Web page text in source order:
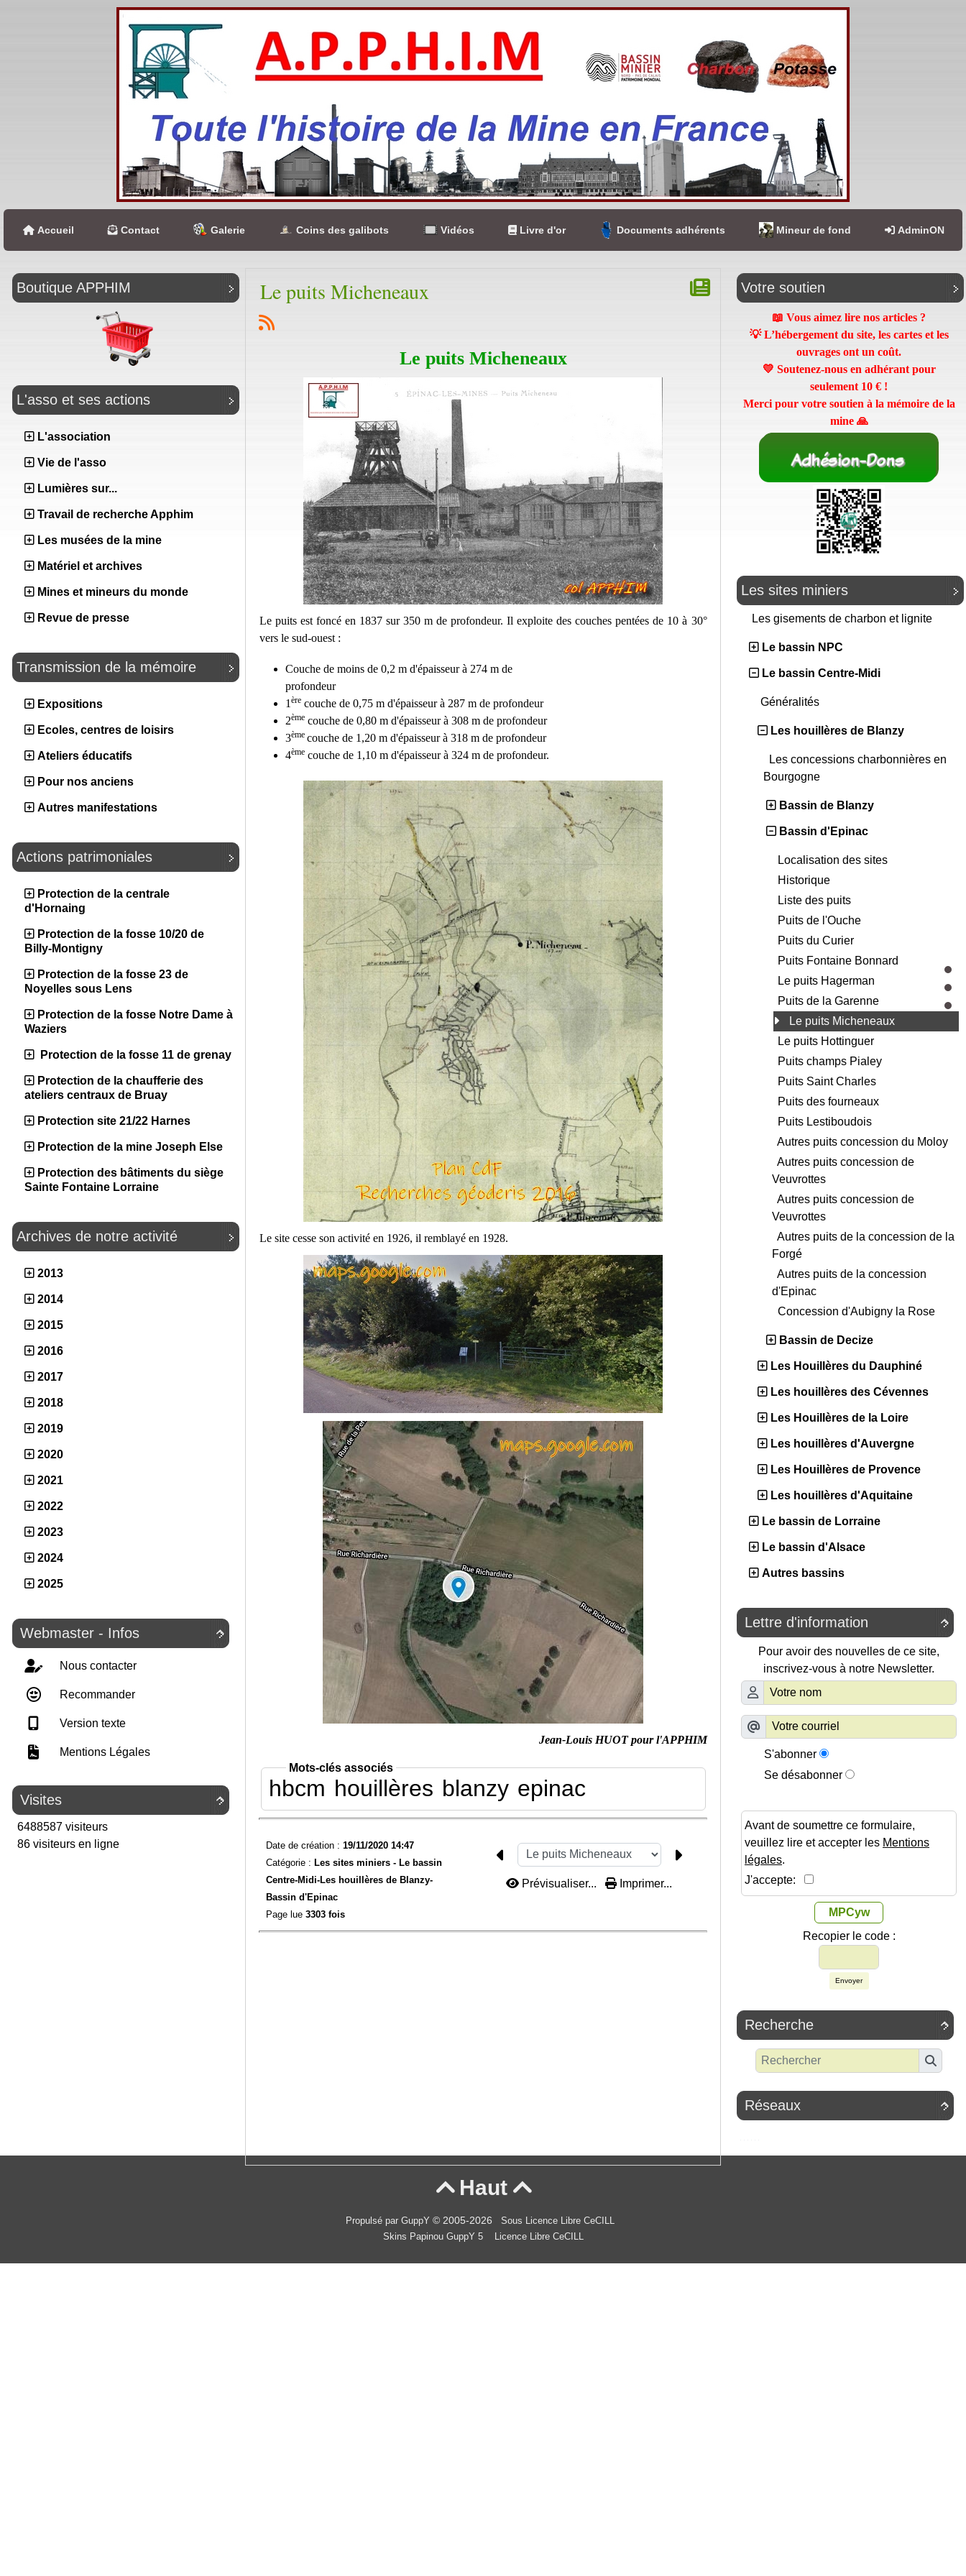
Accueil Contact Galerie Coins des galibots Vidéos Livre d'or Documents adhérents Mineur de fond AdminON
Boutique APPHIM
L'asso et ses actions
L'association
Vie de l'asso
Lumières sur...
Travail de recherche Apphim
Les musées de la mine
Matériel et archives
Mines et mineurs du monde
Revue de presse
Transmission de la mémoire
Expositions
Ecoles, centres de loisirs
Ateliers éducatifs
Pour nos anciens
Autres manifestations
Actions patrimoniales
Protection de la centrale
d'Hornaing
Protection de la fosse 10/20 de
Billy-Montigny
Protection de la fosse 23 de
Noyelles sous Lens
Protection de la fosse Notre Dame à
Waziers
Protection de la fosse 11 de grenay
Protection de la chaufferie des
ateliers centraux de Bruay
Protection site 21/22 Harnes
Protection de la mine Joseph Else
Protection des bâtiments du siège
Sainte Fontaine Lorraine
Archives de notre activité
2013
2014
2015
2016
2017
2018
2019
2020
2021
2022
2023
2024
2025

Webmaster - Infos
Nous contacter
Recommander
Version texte
Mentions Légales

Visites
6488587 visiteurs
86 visiteurs en ligne
Le puits Micheneaux
Le puits Micheneaux
Le puits est foncé en 1837 sur 350 m de profondeur. Il exploite des couches pentées de 10 à 30°
vers le sud-ouest :
Couche de moins de 0,2 m d'épaisseur à 274 m de
profondeur
1 èrecouche de 0,75 m d'épaisseur à 287 m de profondeur
2èmecouche de 0,80 m d'épaisseur à 308 m de profondeur
3ème couche de 1,20 m d'épaisseur à 318 m de profondeur
4èmecouche de 1,10 m d'épaisseur à 324 m de profondeur.
Le site cesse son activité en 1926, il remblayé en 1928.
Jean-Louis HUOT pour l'APPHIM
Mots-clés associés
hbcm houillères blanzy epinac
Date de création : 19/11/2020 14:47
Catégorie : Les sites miniers - Le bassin
Centre-Midi-Les houillères de Blanzy-
Bassin d'Epinac
Page lue 3303 fois
Prévisualiser... Imprimer...
Votre soutien
📖 Vous aimez lire nos articles ?
💡 L’hébergement du site, les cartes et les
ouvrages ont un coût.
💛 Soutenez-nous en adhérant pour
seulement 10 € !
Merci pour votre soutien à la mémoire de la
mine 🙏
Les sites miniers
Les gisements de charbon et lignite
Le bassin NPC
Le bassin Centre-Midi
Généralités
Les houillères de Blanzy
Les concessions charbonnières en
Bourgogne
Bassin de Blanzy
Bassin d'Epinac
Localisation des sites
Historique
Liste des puits
Puits de l'Ouche
Puits du Curier
Puits Fontaine Bonnard
Le puits Hagerman
Puits de la Garenne
Le puits Micheneaux
Le puits Hottinguer
Puits champs Pialey
Puits Saint Charles
Puits des fourneaux
Puits Lestiboudois
Autres puits concession du Moloy
Autres puits concession de
Veuvrottes
Autres puits concession de
Veuvrottes
Autres puits de la concession de la
Forgé
Autres puits de la concession
d'Epinac
Concession d'Aubigny la Rose
Bassin de Decize
Les Houillères du Dauphiné
Les houillères des Cévennes
Les Houillères de la Loire
Les houillères d'Auvergne
Les Houillères de Provence
Les houillères d'Aquitaine
Le bassin de Lorraine
Le bassin d'Alsace
Autres bassins

Lettre d'information
Pour avoir des nouvelles de ce site,
inscrivez-vous à notre Newsletter.
S'abonner
Se désabonner
Avant de soumettre ce formulaire,
veuillez lire et accepter les Mentions
légales.
J'accepte:
MPCyw
Recopier le code :
Envoyer

Recherche

Réseaux
Haut 
Propulsé par GuppY © 2005-2026
Sous Licence Libre CeCILL
Skins Papinou GuppY 5
Licence Libre CeCILL